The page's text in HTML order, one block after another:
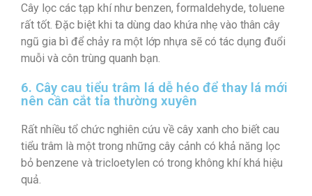
Cây lọc các tạp khí như benzen, formaldehyde, toluene
rất tốt. Đặc biệt khi ta dùng dao khứa nhẹ vào thân cây
ngũ gia bì để chảy ra một lớp nhựa sẽ có tác dụng đuổi
muỗi và côn trùng quanh bạn.
6. Cây cau tiểu trâm lá dễ héo để thay lá mới
nên cần cắt tỉa thường xuyên
Rất nhiều tổ chức nghiên cứu về cây xanh cho biết cau
tiểu trâm là một trong những cây cảnh có khả năng lọc
bỏ benzene và tricloetylen có trong không khí khá hiệu
quả.